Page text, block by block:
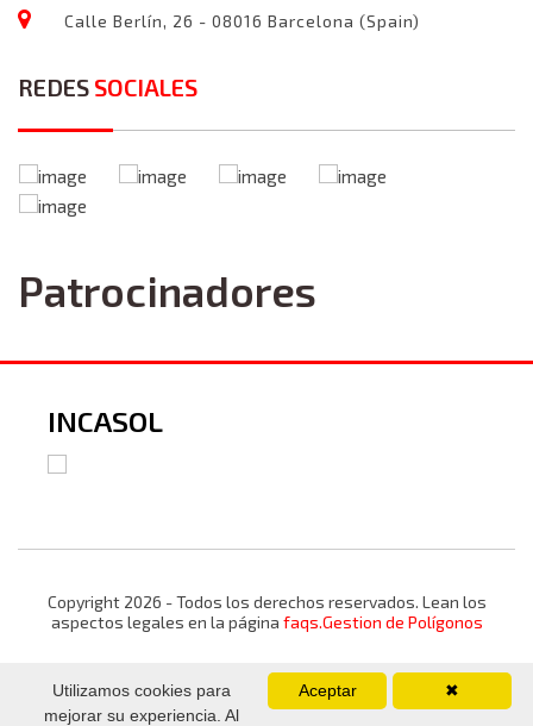
Calle Berlín, 26 - 08016 Barcelona (Spain)
REDES SOCIALES
Patrocinadores
INCASOL
Copyright 2026 - Todos los derechos reservados. Lean los
aspectos legales en la página faqs.Gestion de Polígonos
✖
Aceptar
Utilizamos cookies para
mejorar su experiencia. Al